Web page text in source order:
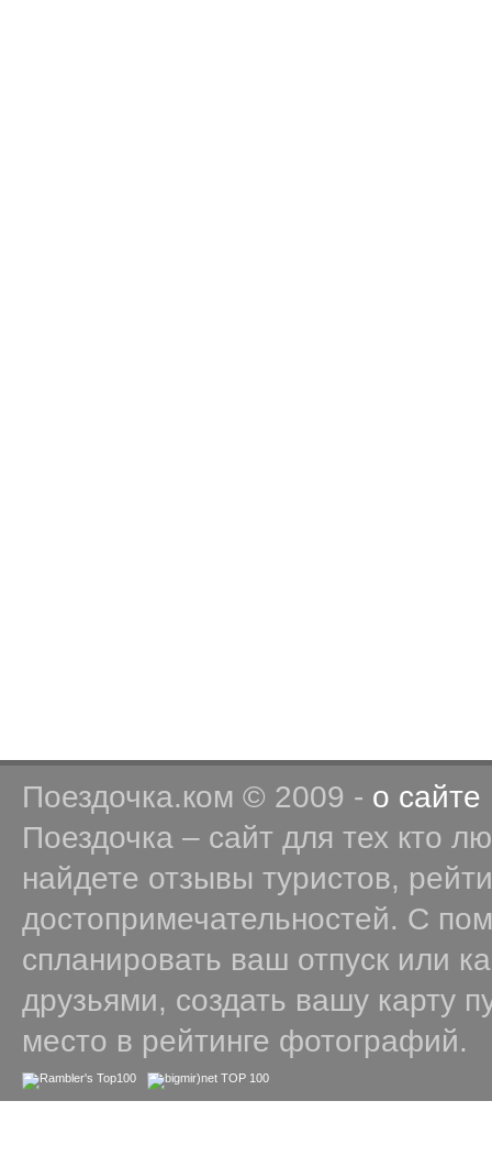
Поездочка.ком © 2009 - о сайте
Поездочка – сайт для тех кто
найдете отзывы туристов,
достопримечательностей. С
спланировать ваш отпуск или
друзьями, создать вашу карту
место в рейтинге фотографий.